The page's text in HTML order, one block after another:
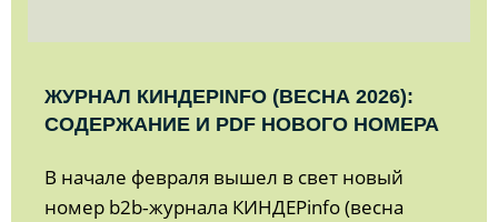
ЖУРНАЛ КИНДЕРINFO (ВЕСНА 2026):
СОДЕРЖАНИЕ И PDF НОВОГО НОМЕРА
В начале февраля вышел в свет новый
номер b2b‑журнала КИНДЕРinfo (весна